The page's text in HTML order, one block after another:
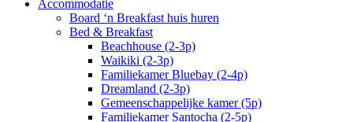
Accommodatie
Board ‘n Breakfast huis huren
Bed & Breakfast
Beachhouse (2-3p)
Waikiki (2-3p)
Familiekamer Bluebay (2-4p)
Dreamland (2-3p)
Gemeenschappelijke kamer (5p)
Familiekamer Santocha (2-5p)